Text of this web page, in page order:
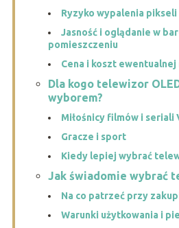
Ryzyko wypalenia pikseli
Jasność i oglądanie w
pomieszczeniu
Cena i koszt ewentualnej
Dla kogo telewizor
wyborem?
Miłośnicy filmów i seriali
Gracze i sport
Kiedy lepiej wybrać
Jak świadomie wybrać
Na co patrzeć przy
Warunki użytkowania i